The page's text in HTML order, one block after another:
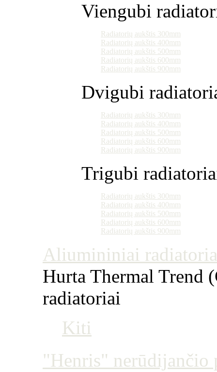
Viengubi
Radiatorių aukštis 300mm
Radiatorių aukštis 400mm
Radiatorių aukštis 500mm
Radiatorių aukštis 600mm
Radiatorių aukštis 900mm
Dvigubi
Radiatorių aukštis 300mm
Radiatorių aukštis 400mm
Radiatorių aukštis 500mm
Radiatorių aukštis 600mm
Radiatorių aukštis 900mm
Trigubi
Radiatorių aukštis 300mm
Radiatorių aukštis 400mm
Radiatorių aukštis 500mm
Radiatorių aukštis 600mm
Radiatorių aukštis 900mm
Aliumininiai
Hurta Thermal Trend
radiatoriai
Kiti
"Henris" nerūdijančio